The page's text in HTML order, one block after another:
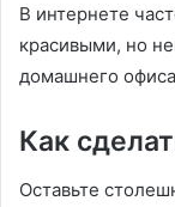
В интернете
красивыми, но
домашнего
Как
Оставьте